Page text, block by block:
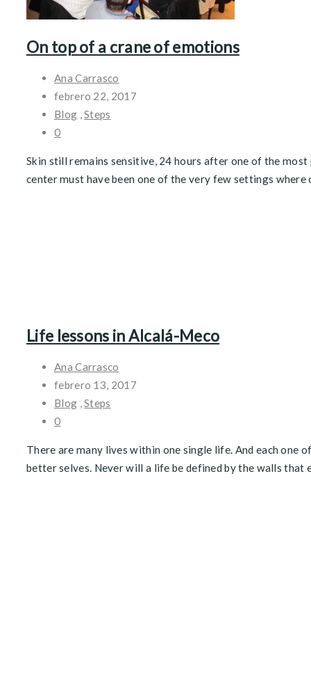
On top of a crane of emotions
Ana Carrasco
febrero 22, 2017
Blog ,Steps
0
Skin still remains sensitive, 24 hours after one of the
center must have been one of the very few settings where
Life lessons in Alcalá-Meco
Ana Carrasco
febrero 13, 2017
Blog ,Steps
0
There are many lives within one single life. And each one
better selves. Never will a life be defined by the walls that